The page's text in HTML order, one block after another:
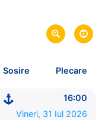
Washington, SUA
Sosire Plecare
16:00
Vineri, 31 Iul 2026